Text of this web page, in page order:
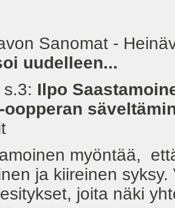
Sanomat -
uudelleen...
Ilpo
oopperan
myöntää,
ja kiireinen
joita näki